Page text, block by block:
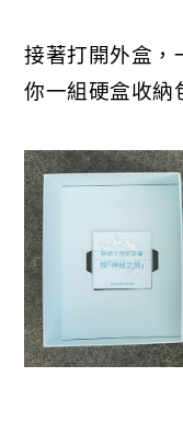
接著打開外盒，
你一組硬盒收納